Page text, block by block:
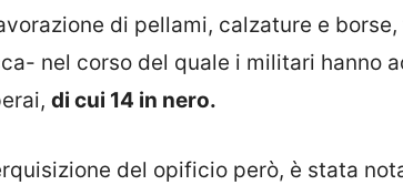
di pellami, calzature e
nel corso del quale i militari hanno
di cui 14 in nero.
del opificio però, è stata